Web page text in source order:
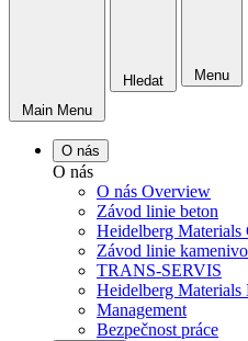
Main Menu
Hledat Menu
O nás
O nás
O nás Overview
Závod linie beton
Heidelberg Materials
Závod linie kamenivo
TRANS-SERVIS
Heidelberg
Management
Bezpečnost práce